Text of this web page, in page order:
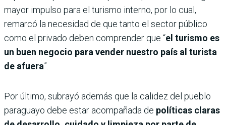
mayor impulso para el turismo interno, por lo cual,
remarcó la necesidad de que tanto el sector público
como el privado deben comprender que “el turismo es
un buen negocio para vender nuestro país al turista
de afuera”.
Por último, subrayó además que la calidez del pueblo
paraguayo debe estar acompañada de políticas claras